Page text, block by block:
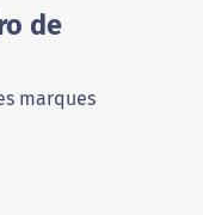
de
marques